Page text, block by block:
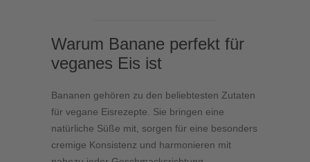
Warum Banane perfekt für
veganes Eis ist
Bananen gehören zu den beliebtesten Zutaten
für vegane Eisrezepte. Sie bringen eine
natürliche Süße mit, sorgen für eine besonders
cremige Konsistenz und harmonieren mit